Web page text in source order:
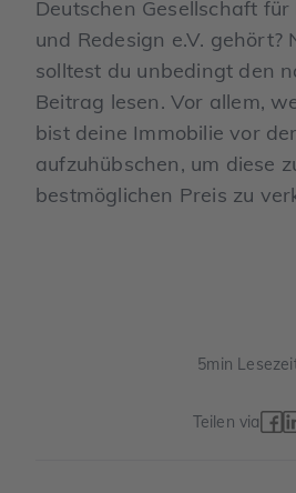
Deutschen Gesellschaft
und Redesign e.V. gehört?
solltest du unbedingt den
Beitrag lesen. Vor allem,
bist deine Immobilie vor
aufzuhübschen, um diese
bestmöglichen Preis zu
5min
Teilen via